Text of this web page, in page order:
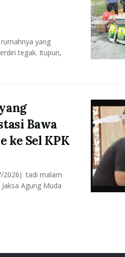
yang
tegak. Itupun,
Bawa
ke Sel KPK
2026) tadi malam
Agung Muda